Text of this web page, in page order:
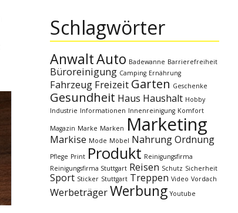
Schlagwörter
AnwaltAuto Badewanne Barrierefreiheit
Büroreinigung Camping Ernährung
Fahrzeug Freizeit Garten Geschenke
Gesundheit Haus Haushalt Hobby
Industrie Informationen Innenreinigung Komfort
Magazin Marke Marken Marketing
Markise Mode Möbel NahrungOrdnung
Pflege Print Produkt Reinigungsfirma
Reinigungsfirma Stuttgart Reisen Schutz Sicherheit
Sport Sticker Stuttgart Treppen Video Vordach
WerbeträgerWerbung Youtube